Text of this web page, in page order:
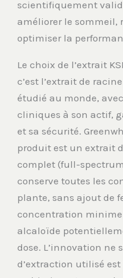
scientifiquement
améliorer le sommeil,
optimiser la
Le choix de l’extrait
c’est l’extrait de
étudié au monde,
cliniques à son actif,
et sa sécurité.
produit est un extrait
complet (full-
conserve toutes les
plante, sans ajout de
concentration
alcaloïde
dose. L’innovation ne
d’extraction utilisé